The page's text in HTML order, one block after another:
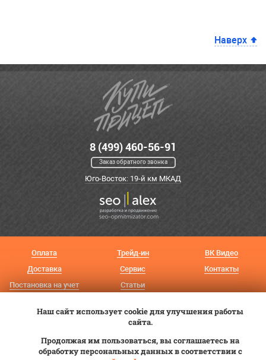
Наверх
8 (499) 460-56-91
Заказ обратного звонка
Юго-Восток: 19-й км МКАД
Оплата
Доставка
Постановка на учет
Трейд-ин
Сервис
Статьи
ВК Видео
Контакты
© 2012—2026 «Купи прицеп»™ (ООО «Авангард», ИНН 9723035587)
Наш сайт использует cookie для улучшения работы
сайта.
Продолжая им пользоваться, вы соглашаетесь на
обработку персональных данных в соответствии с